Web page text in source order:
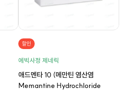
할인
에빅사정 제네릭
애드멘타 10 (메만틴 염산염
Memantine Hydrochloride